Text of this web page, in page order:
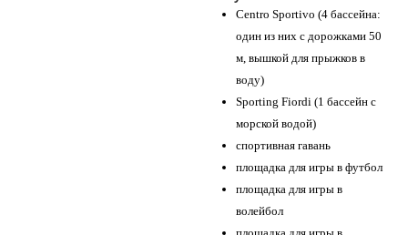
Centro Sportivo (4 бассейна:
один из них с дорожками 50
м, вышкой для прыжков в
воду)
Sporting Fiordi (1 бассейн с
морской водой)
спортивная гавань
площадка для игры в футбол
площадка для игры в
волейбол